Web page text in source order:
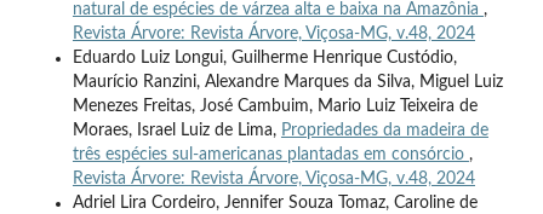
natural de espécies de várzea alta e baixa na Amazônia ,
Revista Árvore: Revista Árvore, Viçosa-MG, v.48, 2024
Eduardo Luiz Longui, Guilherme Henrique Custódio,
Maurício Ranzini, Alexandre Marques da Silva, Miguel Luiz
Menezes Freitas, José Cambuim, Mario Luiz Teixeira de
Moraes, Israel Luiz de Lima, Propriedades da madeira de
três espécies sul-americanas plantadas em consórcio ,
Revista Árvore: Revista Árvore, Viçosa-MG, v.48, 2024
Adriel Lira Cordeiro, Jennifer Souza Tomaz, Caroline de